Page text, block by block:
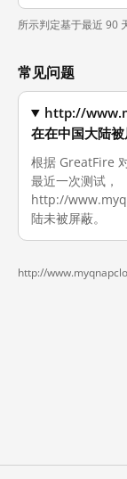
所示判定基于最近 90
常见问题
http://
在在中国大陆被
根据 GreatFire
最近一次测试，
http://
陆未被屏蔽。
http://